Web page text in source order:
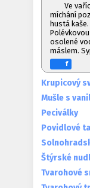
Ve
míchání
hustá
osolené
máslem.
f
Krupicový
Mušle s
Peciválky
Povidlové
Štýrské
Tvarohové